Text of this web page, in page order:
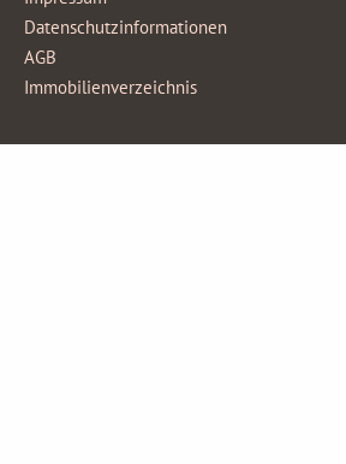
Datenschutzinformationen
AGB
Immobilienverzeichnis